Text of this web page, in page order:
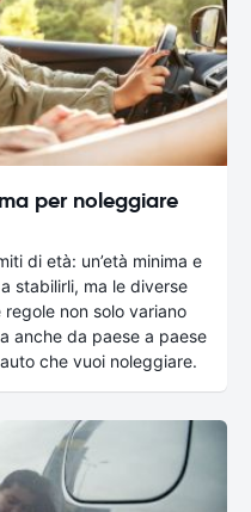
per noleggiare
di età: un’età minima e
stabilirli, ma le diverse
non solo variano
anche da paese a paese
che vuoi noleggiare.